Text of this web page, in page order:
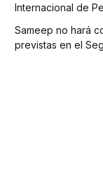
Internacional de
Sameep no hará
previstas en el